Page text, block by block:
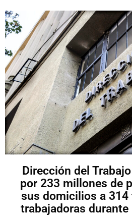
Dirección del
por 233 millones de
sus domicilios a 314
trabajadoras